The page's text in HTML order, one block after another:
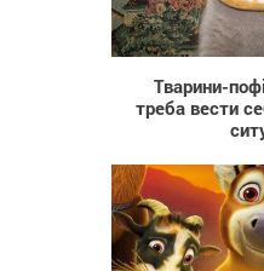
Тварини-
треба вести